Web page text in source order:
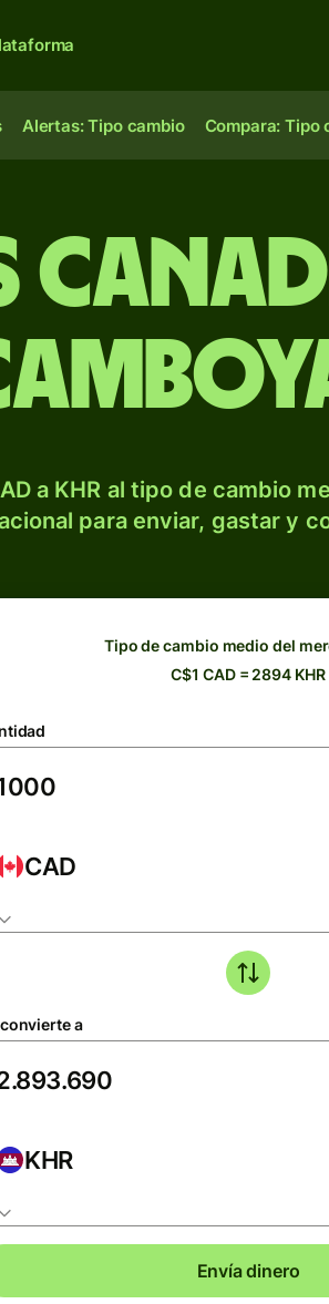
Alertas: Tipo cambio Compara: Tipo
a KHR al tipo de cambio
para enviar, gastar y
Tipo de cambio medio del
C$1 CAD = 2894 KHR
CAD
a
KHR
Envía dinero